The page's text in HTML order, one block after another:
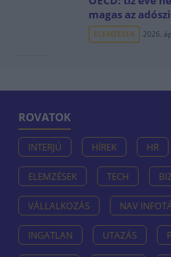
magas az
ELEMZÉSEK 2026.
ROVATOK
INTERJÚ HÍREK HR
ELEMZÉSEK TECH
VÁLLALKOZÁS NAV
INGATLAN UTAZÁS